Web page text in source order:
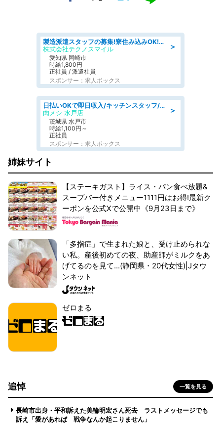
＞
製造派遣スタッフの募集!寮住み込みOK!カーエアコンの検査業務 denso aichi
株式会社テクノスマイル
愛知県 岡崎市
時給1,800円
正社員 / 派遣社員
スポンサー：求人ボックス
＞
日払いOKで即日収入/キッチンスタッフ/「原付免許必須」デリバリー業務など、自己成長可能な幅広い仕事に挑戦!髪型自由&ピアス・ネイルOK/茨城県/水戸市
肉メシ 水戸店
茨城県 水戸市
時給1,100円～
正社員
スポンサー：求人ボックス
姉妹サイト
【ステーキガスト】ライス・パン食べ放題&
スープバー付きメニュー1111円はお得!最新ク
ーポンを公式Xで公開中《9月23日まで》
「多指症」で生まれた娘と、受け止められな
い私。産後初めての夜、助産師がミルクをあ
げてるのを見て...(静岡県・20代女性)|Jタウ
ンネット
ゼロまる
追悼 一覧を見る
長崎市出身・平和訴えた美輪明宏さん死去 ラストメッセージでも
訴え「愛があれば 戦争なんか起こりません」